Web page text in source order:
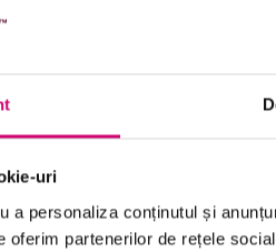
uri
a personaliza conținutul și
oferim partenerilor de rețele